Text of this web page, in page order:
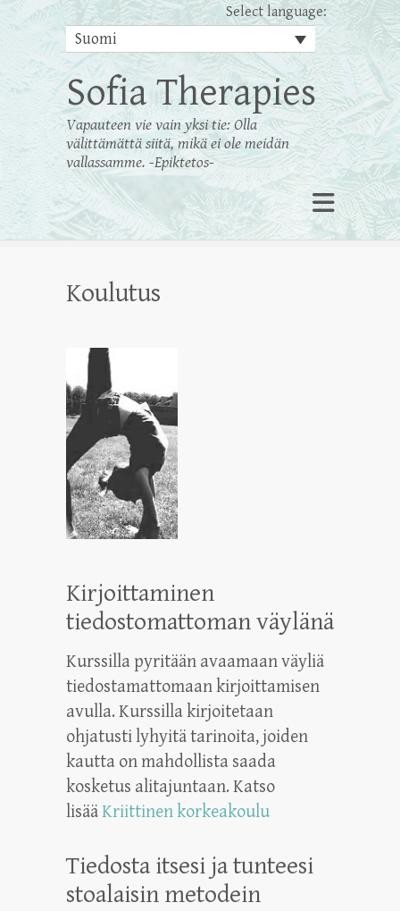
Select language:
Suomi
Sofia Therapies
Vapauteen vie vain yksi tie: Olla
välittämättä siitä, mikä ei ole meidän
vallassamme. -Epiktetos-
Koulutus
Kirjoittaminen
tiedostomattoman väylänä
Kurssilla pyritään avaamaan väyliä
tiedostamattomaan kirjoittamisen
avulla. Kurssilla kirjoitetaan
ohjatusti lyhyitä tarinoita, joiden
kautta on mahdollista saada
kosketus alitajuntaan. Katso
lisääKriittinen korkeakoulu
Tiedosta itsesi ja tunteesi
stoalaisin metodein